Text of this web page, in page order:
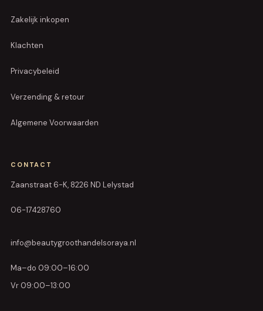
Zakelijk inkopen
Klachten
Privacybeleid
Verzending & retour
Algemene Voorwaarden
CONTACT
Zaanstraat 6-K, 8226 ND Lelystad
06-17428760
info@beautygroothandelsoraya.nl
Ma–do 09:00–16:00
Vr 09:00–13:00